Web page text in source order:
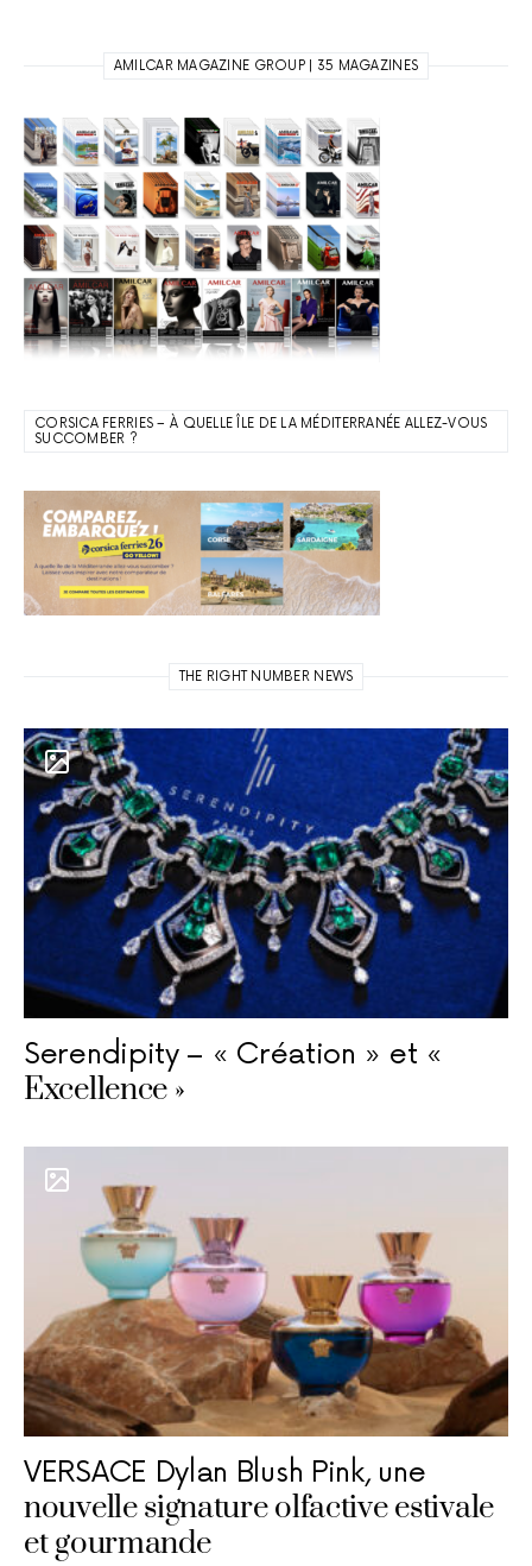
AMILCAR MAGAZINE GROUP | 35 MAGAZINES
CORSICA FERRIES – À QUELLE ÎLE DE LA MÉDITERRANÉE ALLEZ-VOUS
SUCCOMBER ?
THE RIGHT NUMBER NEWS
Serendipity – « Création » et «
Excellence »
VERSACE Dylan Blush Pink, une
nouvelle signature olfactive estivale
et gourmande